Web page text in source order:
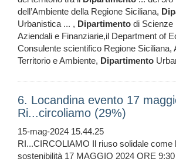
dell’Ambiente della Regione Siciliana,
Urbanistica ... , Dipartimento di Scienze
Aziendali e Finanziarie,il Department of
Consulente scientifico Regione Siciliana,
Territorio e Ambiente, Dipartimento
6. Locandina evento 17
Ri...circoliamo (29%)
15-mag-2024 15.44.25
RI...CIRCOLIAMO Il riuso solidale come
sostenibilità 17 MAGGIO 2024 ORE